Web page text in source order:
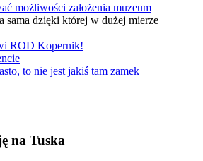
możliwości założenia muzeum
sama dzięki której w dużej mierze
ROD Kopernik!
to nie jest jakiś tam zamek
na Tuska